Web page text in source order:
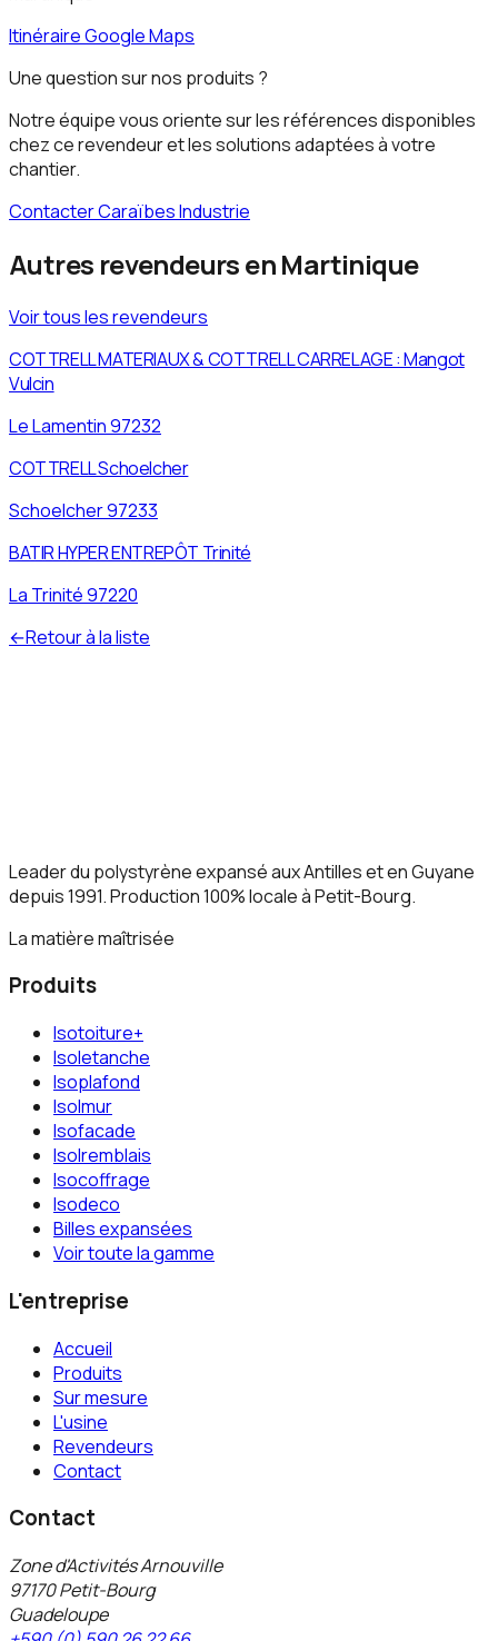
Itinéraire Google Maps
Une question sur nos produits ?
Notre équipe vous oriente sur les références disponibles
chez ce revendeur et les solutions adaptées à votre
chantier.
Contacter Caraïbes Industrie
Autres revendeurs enMartinique
Voir tous les revendeurs
COTTRELL MATERIAUX & COTTRELL CARRELAGE : Mangot
Vulcin
Le Lamentin97232
COTTRELL Schoelcher
Schoelcher97233
BATIR HYPER ENTREPÔT Trinité
La Trinité97220
←Retour à la liste
Leader du polystyrène expansé aux Antilles et en Guyane
depuis 1991. Production 100% locale à Petit-Bourg.
La matière maîtrisée
Produits
Isotoiture+
Isoletanche
Isoplafond
Isolmur
Isofacade
Isolremblais
Isocoffrage
Isodeco
Billes expansées
Voir toute la gamme
L'entreprise
Accueil
Produits
Sur mesure
L'usine
Revendeurs
Contact
Contact
Zone d'Activités Arnouville
97170 Petit-Bourg
Guadeloupe